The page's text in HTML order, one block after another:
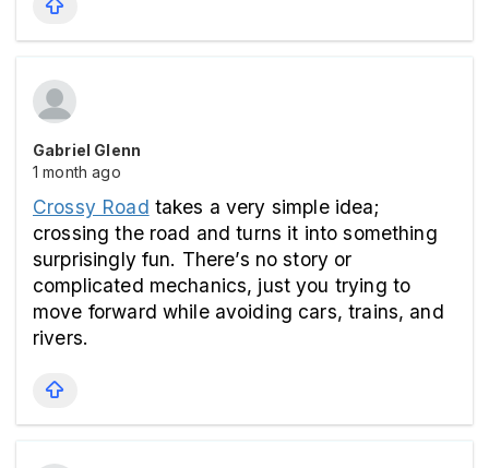
Gabriel Glenn
1 month ago
Crossy Road takes a very simple idea;
crossing the road and turns it into something
surprisingly fun. There’s no story or
complicated mechanics, just you trying to
move forward while avoiding cars, trains, and
rivers.